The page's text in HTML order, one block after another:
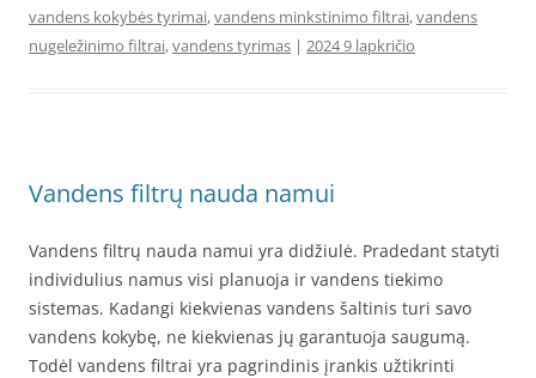
vandens kokybės tyrimai,vandens minkstinimo filtrai,vandens
nugeležinimo filtrai,vandens tyrimas | 2024 9 lapkričio
Vandens filtrų nauda namui
Vandens filtrų nauda namui yra didžiulė. Pradedant statyti
individulius namus visi planuoja ir vandens tiekimo
sistemas. Kadangi kiekvienas vandens šaltinis turi savo
vandens kokybę, ne kiekvienas jų garantuoja saugumą.
Todėl vandens filtrai yra pagrindinis įrankis užtikrinti